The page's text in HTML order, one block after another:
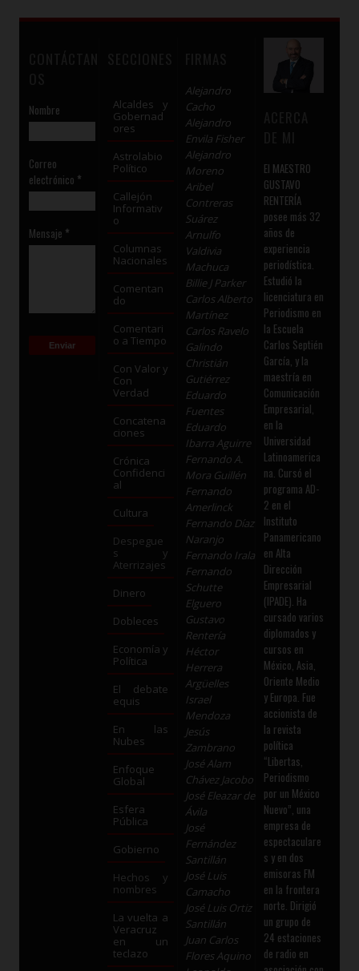
Nombre
Correo
electrónico *
Mensaje *
Alcaldes y
Gobernad
ores
Astrolabio
Político
Callejón
Informativ
o
Columnas
Nacionales
Comentan
do
Comentari
o a Tiempo
Con Valor y
Con
Verdad
Concatena
ciones
Crónica
Confidenci
al
Cultura
Despegue
s y
Aterrizajes
Dinero
Dobleces
Economía y
Política
El debate
equis
En las
Nubes
Enfoque
Global
Esfera
Pública
Gobierno
Hechos y
nombres
La vuelta a
Veracruz
en un
teclazo
Alejandro
Cacho
Alejandro
Envila Fisher
Alejandro
Moreno
Aribel
Contreras
Suárez
Arnulfo
Valdivia
Machuca
Billie J Parker
Carlos Alberto
Martínez
Carlos Ravelo
Galindo
Christián
Gutiérrez
Eduardo
Fuentes
Eduardo
Ibarra Aguirre
Fernando A.
Mora Guillén
Fernando
Amerlinck
Fernando Díaz
Naranjo
Fernando Irala
Fernando
Schutte
Elguero
Gustavo
Rentería
Héctor
Herrera
Argüelles
Israel
Mendoza
Jesús
Zambrano
José Alam
Chávez Jacobo
José Eleazar de
Ávila
José
Fernández
Santillán
José Luis
Camacho
José Luis Ortiz
Santillán
Juan Carlos
Flores Aquino
El MAESTRO
GUSTAVO
RENTERÍA
posee más 32
años de
experiencia
periodística.
Estudió la
licenciatura en
Periodismo en
la Escuela
Carlos Septién
García, y la
maestría en
Comunicación
Empresarial,
en la
Universidad
Latinoamerica
na. Cursó el
programa AD-
2 en el
Instituto
Panamericano
en Alta
Dirección
Empresarial
(IPADE). Ha
cursado varios
diplomados y
cursos en
México, Asia,
Oriente Medio
y Europa. Fue
accionista de
la revista
política
“Libertas,
Periodismo
por un México
Nuevo”, una
empresa de
espectaculare
s y en dos
emisoras FM
en la frontera
norte. Dirigió
un grupo de
24 estaciones
de radio en